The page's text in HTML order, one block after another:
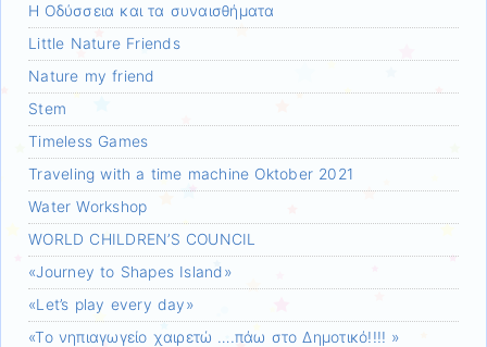
H Oδύσσεια και τα συναισθήματα
Little Nature Friends
Nature my friend
Stem
Timeless Games
Traveling with a time machine Oktober 2021
Water Workshop
WORLD CHILDREN’S COUNCIL
«Journey to Shapes Island»
«Let’s play every day»
«Το νηπιαγωγείο χαιρετώ ….πάω στο Δημοτικό!!!! »